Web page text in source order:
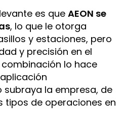
es queAEON se
, lo que le otorga
y estaciones, pero
y precisión en el
lo hace
subraya la empresa, de
tipos de operaciones en